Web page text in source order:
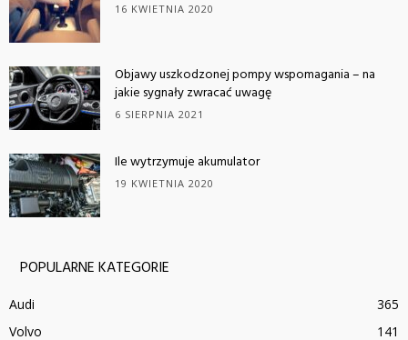
16 KWIETNIA 2020
Objawy uszkodzonej pompy wspomagania – na
jakie sygnały zwracać uwagę
6 SIERPNIA 2021
Ile wytrzymuje akumulator
19 KWIETNIA 2020
POPULARNE KATEGORIE
Audi
365
Volvo
141